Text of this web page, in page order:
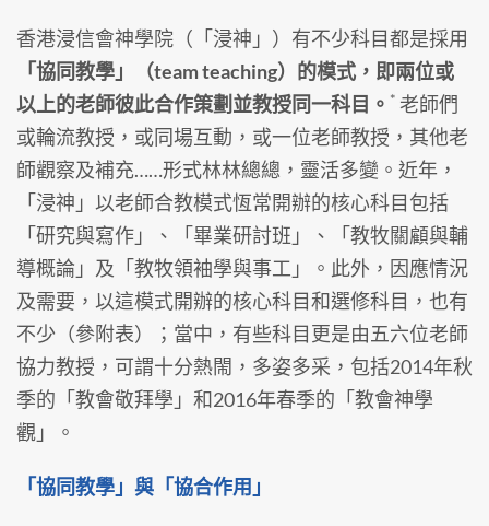
香港浸信會神學院（「浸神」）有不少科目都是採用
「協同教學」（team teaching）的模式，即兩位或
以上的老師彼此合作策劃並教授同一科目。 * 老師們
或輪流教授，或同場互動，或一位老師教授，其他老
師觀察及補充……形式林林總總，靈活多變。近年，
「浸神」以老師合教模式恆常開辦的核心科目包括
「研究與寫作」、「畢業研討班」、「教牧關顧與輔
導概論」及「教牧領袖學與事工」。此外，因應情況
及需要，以這模式開辦的核心科目和選修科目，也有
不少（參附表）；當中，有些科目更是由五六位老師
協力教授，可謂十分熱閙，多姿多采，包括2014年秋
季的「教會敬拜學」和2016年春季的「教會神學
觀」。
「協同教學」與「協合作用」